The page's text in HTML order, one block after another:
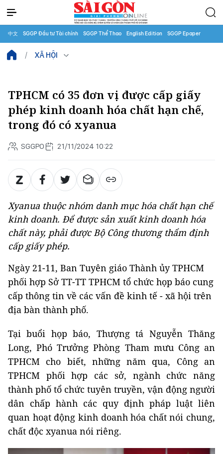
中文 SGGP Đầu tư Tài chính SGGP Thể Thao English Edition SGGP Epaper
XÃ HỘI
TPHCM có 35 đơn vị được cấp giấy
phép kinh doanh hóa chất hạn chế,
trong đó có xyanua
SGGPO 21/11/2024 10:22
Xyanua thuộc nhóm danh mục hóa chất hạn chế
kinh doanh. Để được sản xuất kinh doanh hóa
chất này, phải được Bộ Công thương thẩm định
cấp giấy phép.
Ngày 21-11, Ban Tuyên giáo Thành ủy TPHCM
phối hợp Sở TT-TT TPHCM tổ chức họp báo cung
cấp thông tin về các vấn đề kinh tế - xã hội trên
địa bàn thành phố.
Tại buổi họp báo, Thượng tá Nguyễn Thăng
Long, Phó Trưởng Phòng Tham mưu Công an
TPHCM cho biết, những năm qua, Công an
TPHCM phối hợp các sở, ngành chức năng
thành phố tổ chức tuyên truyền, vận động người
dân chấp hành các quy định pháp luật liên
quan hoạt động kinh doanh hóa chất nói chung,
chất độc xyanua nói riêng.